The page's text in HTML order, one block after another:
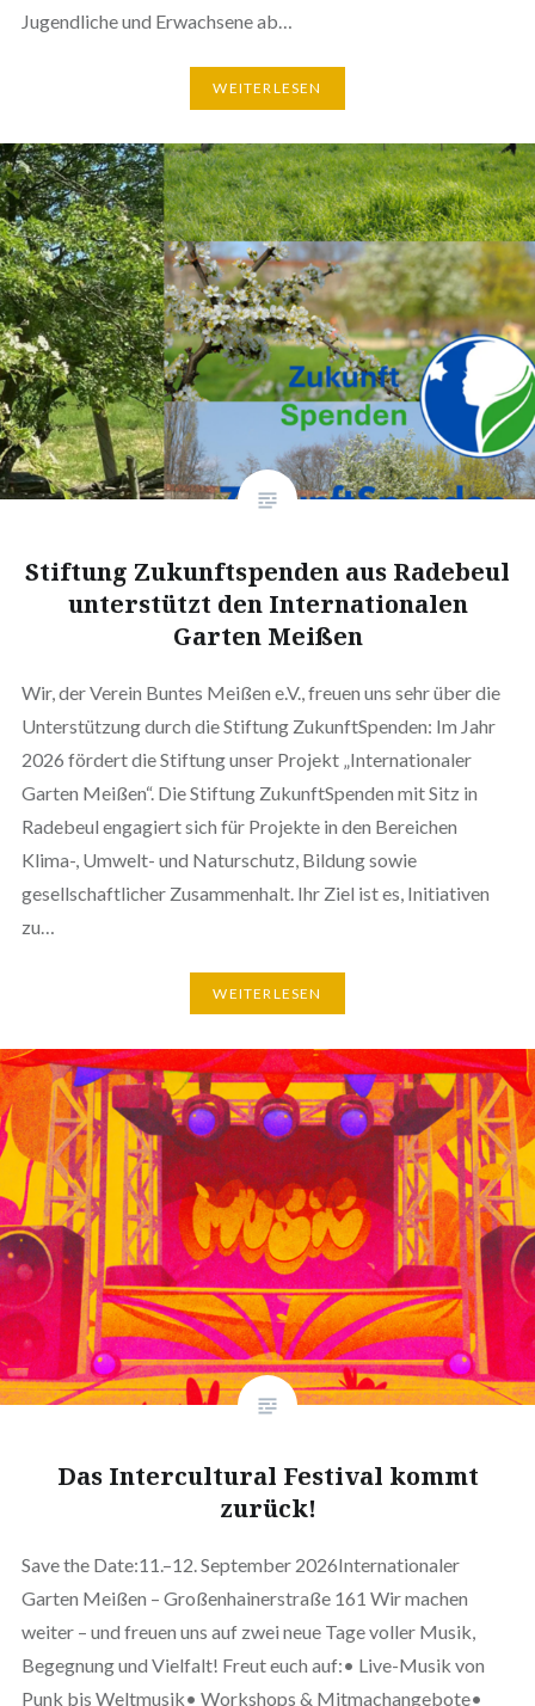
Jugendliche und Erwachsene ab…
WEITERLESEN
Stiftung Zukunftspenden aus Radebeul
unterstützt den Internationalen
Garten Meißen
Wir, der Verein Buntes Meißen e.V., freuen uns sehr über die
Unterstützung durch die Stiftung ZukunftSpenden: Im Jahr
2026 fördert die Stiftung unser Projekt „Internationaler
Garten Meißen“. Die Stiftung ZukunftSpenden mit Sitz in
Radebeul engagiert sich für Projekte in den Bereichen
Klima-, Umwelt- und Naturschutz, Bildung sowie
gesellschaftlicher Zusammenhalt. Ihr Ziel ist es, Initiativen
zu…
WEITERLESEN
Das Intercultural Festival kommt
zurück!
Save the Date:11.–12. September 2026Internationaler
Garten Meißen – Großenhainerstraße 161 Wir machen
weiter – und freuen uns auf zwei neue Tage voller Musik,
Begegnung und Vielfalt! Freut euch auf:• Live-Musik von
Punk bis Weltmusik• Workshops & Mitmachangebote•